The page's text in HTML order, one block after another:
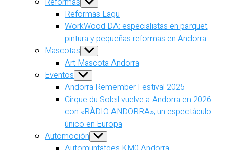
Show
sub
menu
Reformas Lagu
WorkWood DA: especialistas en parquet,
pintura y pequeñas reformas en Andorra
Mascotas Show
sub
menu
Art Mascota Andorra
Eventos Show
sub
menu
Andorra Remember Festival 2025
Cirque du Soleil vuelve a Andorra en 2026
con «RÀDIO ANDORRA», un espectáculo
único en Europa
Automoción Show
sub